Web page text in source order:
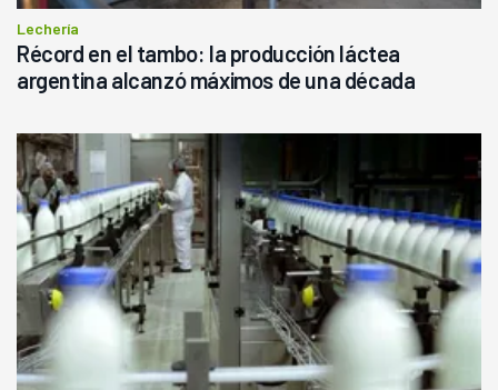
Lechería
Récord en el tambo: la producción láctea
argentina alcanzó máximos de una década